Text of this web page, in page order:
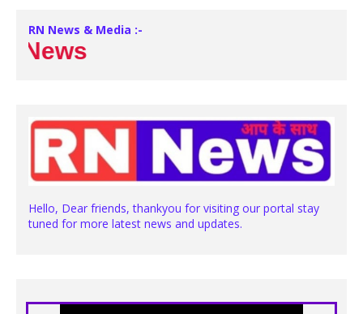
RN News & Media :-
Hello, Dear friends, thankyou for visiting our portal stay
tuned for more latest news and updates.